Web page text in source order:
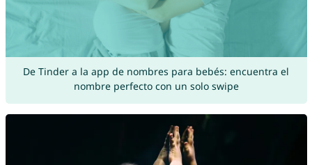
De Tinder a la app de nombres para bebés: encuentra el
nombre perfecto con un solo swipe